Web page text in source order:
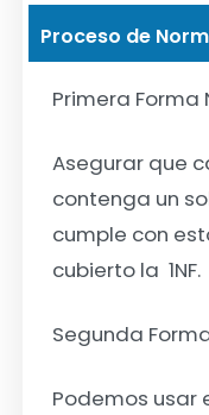
Proceso de
Primera Forma
Asegurar que
contenga un
cumple con
cubierto la 1NF.
Segunda
Podemos usar